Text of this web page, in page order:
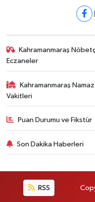
Kahramanmaraş
Eczaneler
Kahramanmaraş Namaz
Vakitleri
Puan Durumu ve Fikstür
Son Dakika Haberleri
RSS